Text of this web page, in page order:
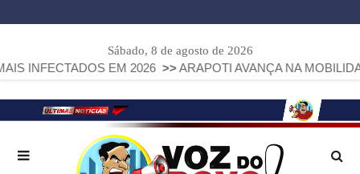
Sábado, 8 de agosto de 2026
EM 2026 >>ARAPOTI AVANÇA NA MOBILIDADE